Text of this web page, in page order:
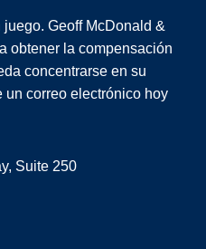
Geoff McDonald &
obtener la compensación
concentrarse en su
un correo electrónico hoy
Suite 250